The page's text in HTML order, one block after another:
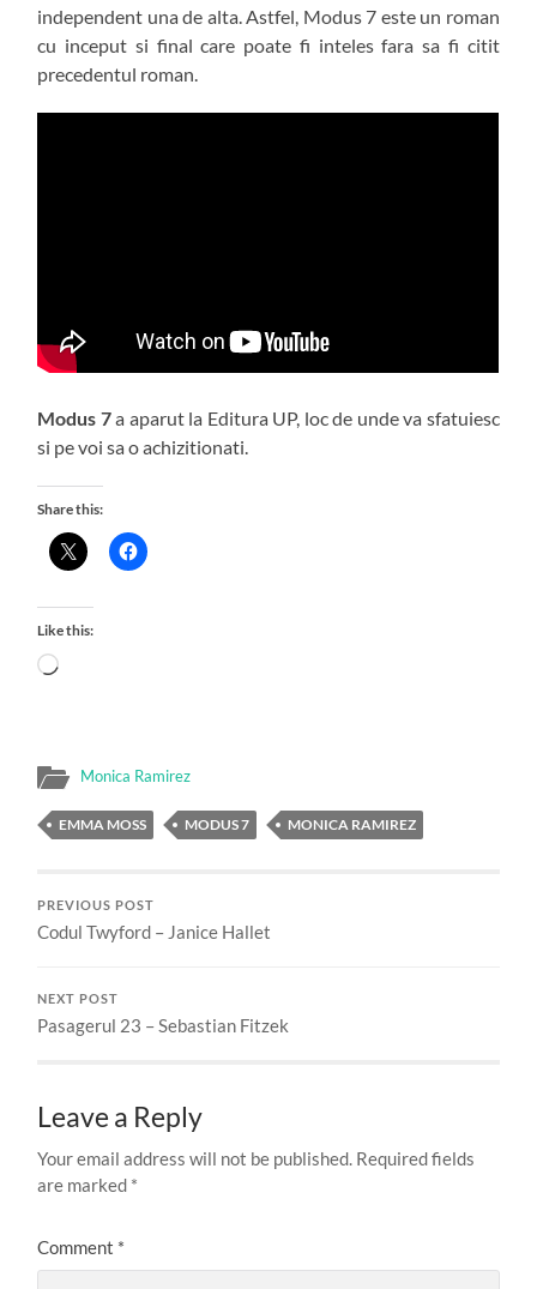
independent una de alta. Astfel, Modus 7 este un roman
cu inceput si final care poate fi inteles fara sa fi citit
precedentul roman.
Modus 7a aparut la Editura UP, loc de unde va sfatuiesc
si pe voi sa o achizitionati.
Share this:
Like this:
Loading…
Monica Ramirez
EMMA MOSS MODUS 7 MONICA RAMIREZ
PREVIOUS POST
Codul Twyford – Janice Hallet
NEXT POST
Pasagerul 23 – Sebastian Fitzek
Leave a Reply
Your email address will not be published. Required fields
are marked *
Comment *